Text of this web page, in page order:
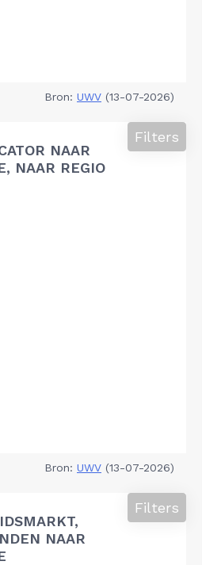
Bron: UWV (13-07-2026)
NAAR
NAAR REGIO
Filters
Bron: UWV (13-07-2026)
NAAR
Filters